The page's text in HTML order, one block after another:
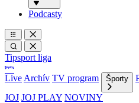
Podcasty
Tipsport liga
Live Archív TV program Športy
JOJ JOJ PLAY NOVINY